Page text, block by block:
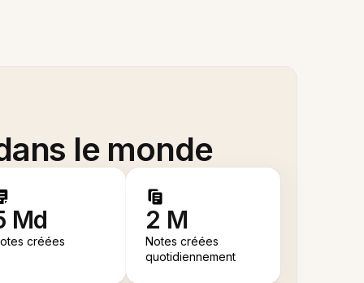
le monde
Md
créées
2 M
Notes créées
quotidiennement